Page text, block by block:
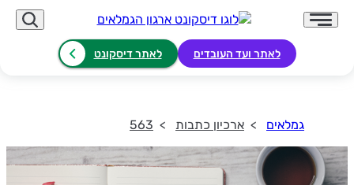
לאתר ועד העובדים לאתר דיסקונט
גמלאים ארכיון כתבות 563